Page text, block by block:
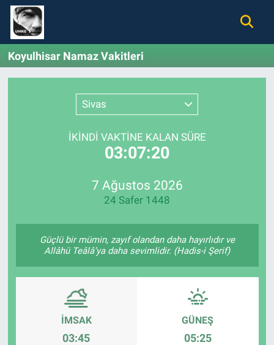
Koyulhisar Namaz Vakitleri
Sivas
İKINDI VAKTİNE KALAN SÜRE
03:07:20
7 Ağustos 2026
24 Safer 1448
Güçlü bir mümin, zayıf olandan daha hayırlıdır ve
Allâhü Teâlâ’ya daha sevimlidir. (Hadis-i Şerif)
İMSAK
03:45
GÜNEŞ
05:25
Gündem
Ekonomi
Magazin
Künye
Nöbetçi Eczaneler
Hava Durumu
Namaz Vakitleri
Trafik Durumu
Son Dakika Haberleri
Haber Arşivi